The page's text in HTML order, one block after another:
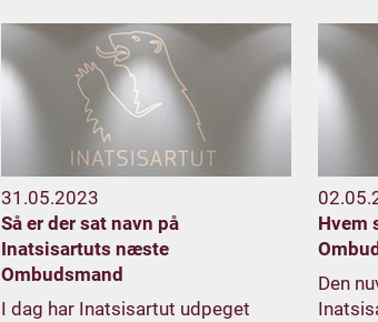
31.05.2023
Så er der sat navn på
Inatsisartuts næste
Ombudsmand
I dag har Inatsisartut udpeget
Hvem
Den